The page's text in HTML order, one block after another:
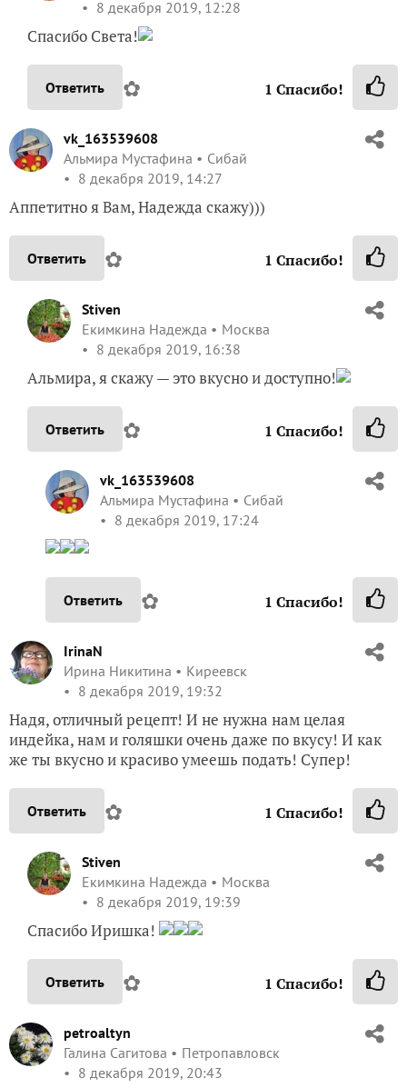
8 декабря 2019, 12:28
Спасибо Света!
Ответить ✿ 1 Спасибо!
vk_163539608
Альмира Мустафина
Сибай
8 декабря 2019, 14:27
Аппетитно я Вам, Надежда скажу)))
Ответить ✿ 1 Спасибо!
Stiven
Екимкина Надежда
Москва
8 декабря 2019, 16:38
Альмира, я скажу — это вкусно и доступно!
Ответить ✿ 1 Спасибо!
vk_163539608
Альмира Мустафина
Сибай
8 декабря 2019, 17:24
Ответить ✿ 1 Спасибо!
IrinaN
Ирина Никитина
Киреевск
8 декабря 2019, 19:32
Надя, отличный рецепт! И не нужна нам целая
индейка, нам и голяшки очень даже по вкусу! И как
же ты вкусно и красиво умеешь подать! Супер!
Ответить ✿ 1 Спасибо!
Stiven
Екимкина Надежда
Москва
8 декабря 2019, 19:39
Спасибо Иришка!
Ответить ✿ 1 Спасибо!
petroaltyn
Галина Сагитова
Петропавловск
8 декабря 2019, 20:43